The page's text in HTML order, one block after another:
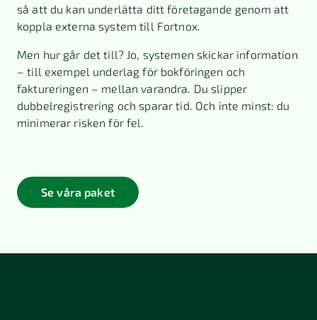
så att du kan underlätta ditt företagande genom att
koppla externa system till Fortnox.
Men hur går det till? Jo, systemen skickar information
– till exempel underlag för bokföringen och
faktureringen – mellan varandra. Du slipper
dubbelregistrering och sparar tid. Och inte minst: du
minimerar risken för fel.
Se våra paket